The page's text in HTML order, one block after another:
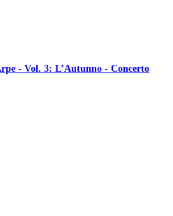
- Vol. 3: L’Autunno - Concerto